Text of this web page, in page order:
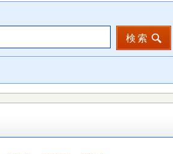
検索